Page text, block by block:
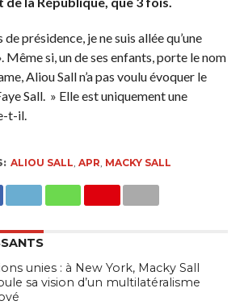
de présidence, je ne suis allée qu’une
Même si, un de ses enfants, porte le nom
Aliou Sall n’a pas voulu évoquer le
Sall. » Elle est uniquement une
t-il.
ALIOU SALL APR MACKY SALL
unies : à New York, Macky Sall
sa vision d’un multilatéralisme